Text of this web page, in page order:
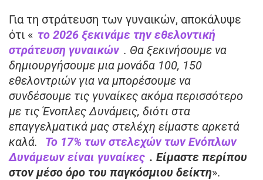
Για τη στράτευση των γυναικών, αποκάλυψε
ότι « το 2026 ξεκινάμε την εθελοντική
στράτευση γυναικών . Θα ξεκινήσουμε να
δημιουργήσουμε μια μονάδα 100, 150
εθελοντριών για να μπορέσουμε να
συνδέσουμε τις γυναίκες ακόμα περισσότερο
με τις Ένοπλες Δυνάμεις, διότι στα
επαγγελματικά μας στελέχη είμαστε αρκετά
καλά.
Το 17% των στελεχών των Ενόπλων
Δυνάμεων είναι γυναίκες . Είμαστε περίπου
στον μέσο όρο του παγκόσμιου δείκτη».